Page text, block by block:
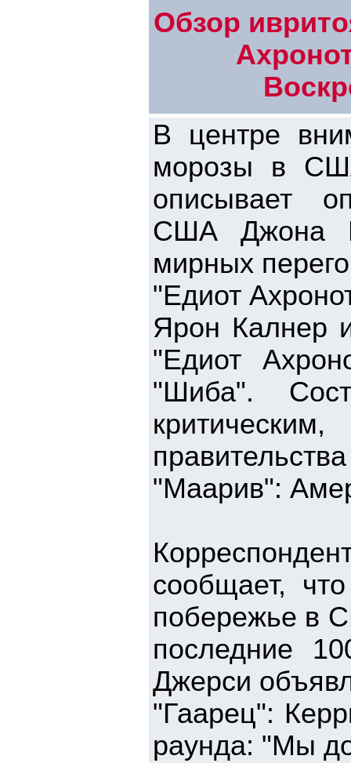
Обзор
В центре
морозы в
описывает
США Джона
мирных
"Едиот
Ярон Калнер
"Едиот
"Шиба".
"Маарив":
сообщает,
побережье в
последние
Джерси
"Гаарец":
раунда: "Мы